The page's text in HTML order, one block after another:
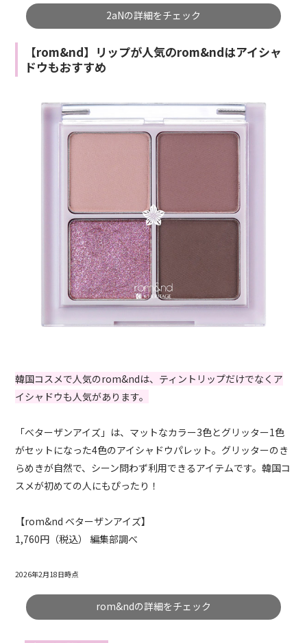
2aNの詳細をチェック
【rom&nd】リップが人気のrom&ndはアイシャ
ドウもおすすめ
韓国コスメで人気のrom&ndは、ティントリップだけでなくア
イシャドウも人気があります。
「べターザンアイズ」は、マットなカラー3色とグリッター1色
がセットになった4色のアイシャドウパレット。グリッターのき
らめきが自然で、シーン問わず利用できるアイテムです。韓国コ
スメが初めての人にもぴったり！
【rom&nd ベターザンアイズ】
1,760円（税込） 編集部調べ
2026年2月18日時点
rom&ndの詳細をチェック